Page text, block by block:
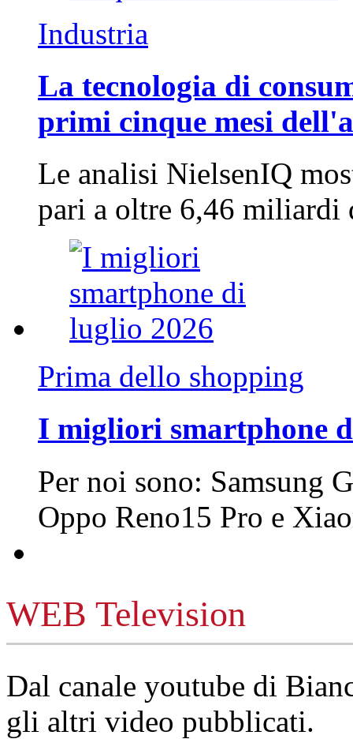
Industria
La tecnologia di
primi cinque mesi
Le analisi NielsenIQ
pari a oltre 6,46
Prima dello shopping
I migliori smartphone
Per noi sono: Samsung
Oppo Reno15 Pro e
WEB Television
Dal canale youtube di
gli altri video pubblicati.